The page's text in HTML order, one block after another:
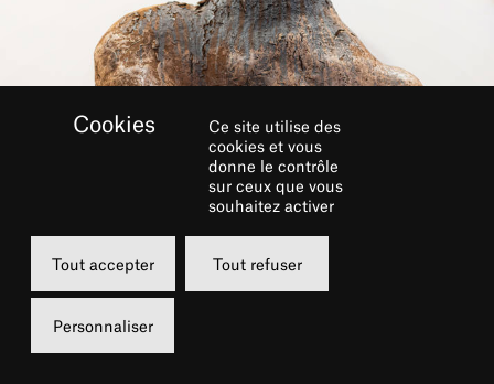
Ce site utilise des
cookies et vous
donne le contrôle
sur ceux que vous
souhaitez activer
Tout accepter Tout refuser
Personnaliser